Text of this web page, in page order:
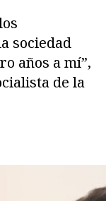
sociedad
años a mí”,
de la